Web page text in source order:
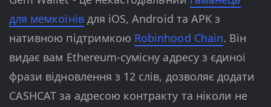
для мемкоїнівдля iOS, Android та APK з
нативною підтримкою Robinhood Chain. Він
видає вам Ethereum-сумісну адресу з єдиної
фрази відновлення з 12 слів, дозволяє додати
CASHCAT за адресою контракту та ніколи не